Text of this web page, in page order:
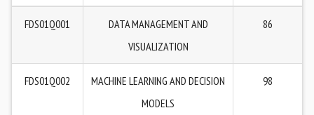
FDS01Q001
DATA MANAGEMENT AND
VISUALIZATION
86
FDS01Q002
MACHINE LEARNING AND DECISION
MODELS
98